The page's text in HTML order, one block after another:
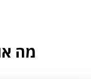
מה